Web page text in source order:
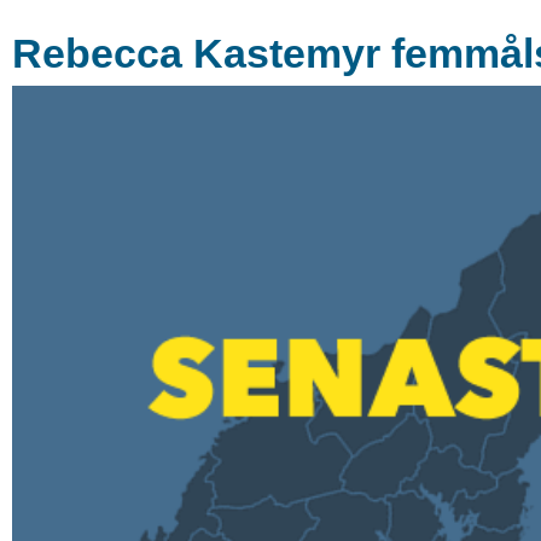
Rebecca Kastemyr